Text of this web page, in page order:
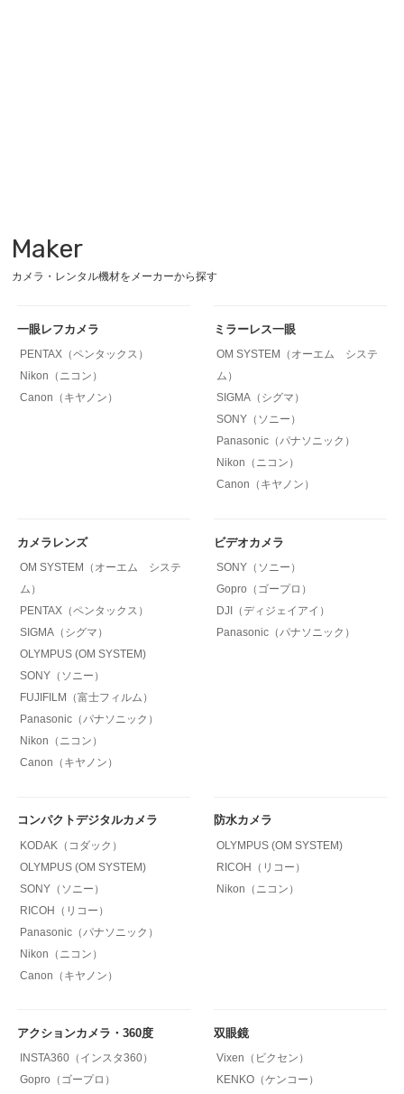
Maker
カメラ・レンタル機材をメーカーから探す
一眼レフカメラ
PENTAX（ペンタックス）
Nikon（ニコン）
Canon（キヤノン）
ミラーレス一眼
OM SYSTEM（オーエム システ
ム）
SIGMA（シグマ）
SONY（ソニー）
Panasonic（パナソニック）
Nikon（ニコン）
Canon（キヤノン）
カメラレンズ
OM SYSTEM（オーエム システ
ム）
PENTAX（ペンタックス）
SIGMA（シグマ）
OLYMPUS (OM SYSTEM)
SONY（ソニー）
FUJIFILM（富士フィルム）
Panasonic（パナソニック）
Nikon（ニコン）
Canon（キヤノン）
ビデオカメラ
SONY（ソニー）
Gopro（ゴープロ）
DJI（ディジェイアイ）
Panasonic（パナソニック）
コンパクトデジタルカメラ
KODAK（コダック）
OLYMPUS (OM SYSTEM)
SONY（ソニー）
RICOH（リコー）
Panasonic（パナソニック）
Nikon（ニコン）
Canon（キヤノン）
防水カメラ
OLYMPUS (OM SYSTEM)
RICOH（リコー）
Nikon（ニコン）
アクションカメラ・360度
INSTA360（インスタ360）
Gopro（ゴープロ）
双眼鏡
Vixen（ビクセン）
KENKO（ケンコー）